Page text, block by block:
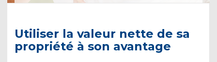
Utiliser la valeur nette de sa
propriété à son avantage